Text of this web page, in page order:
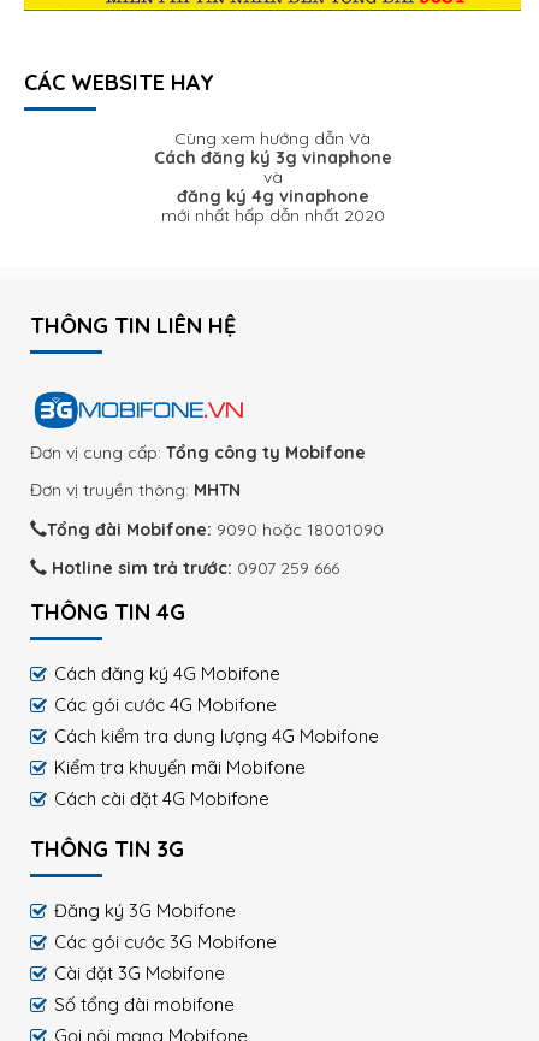
CÁC WEBSITE HAY
Cùng xem hướng dẫn Và
Cách đăng ký 3g vinaphone
và
đăng ký 4g vinaphone
mới nhất hấp dẫn nhất 2020
THÔNG TIN LIÊN HỆ
Đơn vị cung cấp: Tổng công ty Mobifone
Đơn vị truyền thông: MHTN
Tổng đài Mobifone: 9090 hoặc 18001090
Hotline sim trả trước: 0907 259 666
THÔNG TIN 4G
Cách đăng ký 4G Mobifone
Các gói cước 4G Mobifone
Cách kiểm tra dung lượng 4G Mobifone
Kiểm tra khuyến mãi Mobifone
Cách cài đặt 4G Mobifone
THÔNG TIN 3G
Đăng ký 3G Mobifone
Các gói cước 3G Mobifone
Cài đặt 3G Mobifone
Số tổng đài mobifone
Gọi nội mạng Mobifone